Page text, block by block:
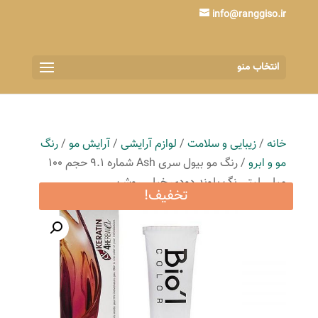
info@ranggiso.ir
انتخاب منو
خانه/زیبایی و سلامت/ لوازم آرایشی/آرایش مو/رنگ
مو و ابرو
/ رنگ مو بیول سری Ash شماره 9.1 حجم 100
میلی لیتر رنگ بلوند دودی خیلی روشن
تخفیف!